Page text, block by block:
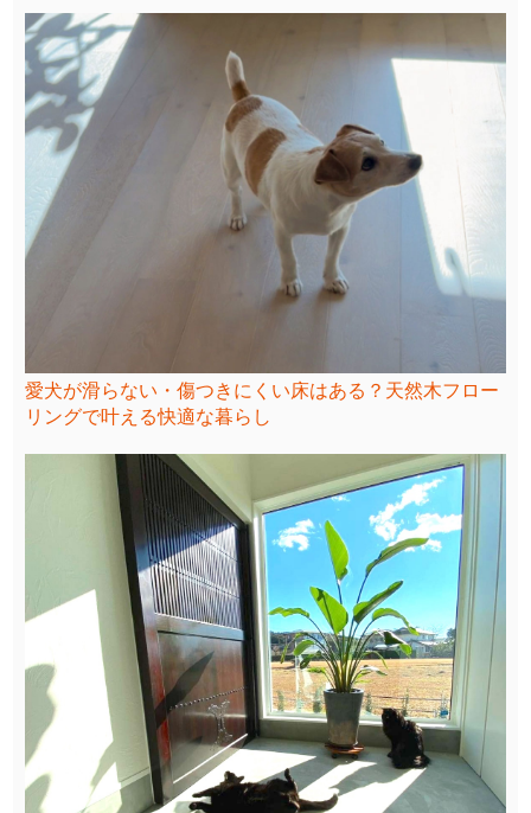
愛犬が滑らない・傷つきにくい床はある？天然木フロー
リングで叶える快適な暮らし